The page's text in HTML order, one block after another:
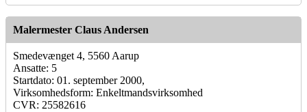
Malermester Claus Andersen
Smedevænget 4, 5560 Aarup
Ansatte: 5
Startdato: 01. september 2000,
Virksomhedsform: Enkeltmandsvirksomhed
CVR: 25582616